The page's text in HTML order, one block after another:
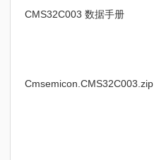
CMS32C003 数据手册
Cmsemicon.CMS32C003.zip